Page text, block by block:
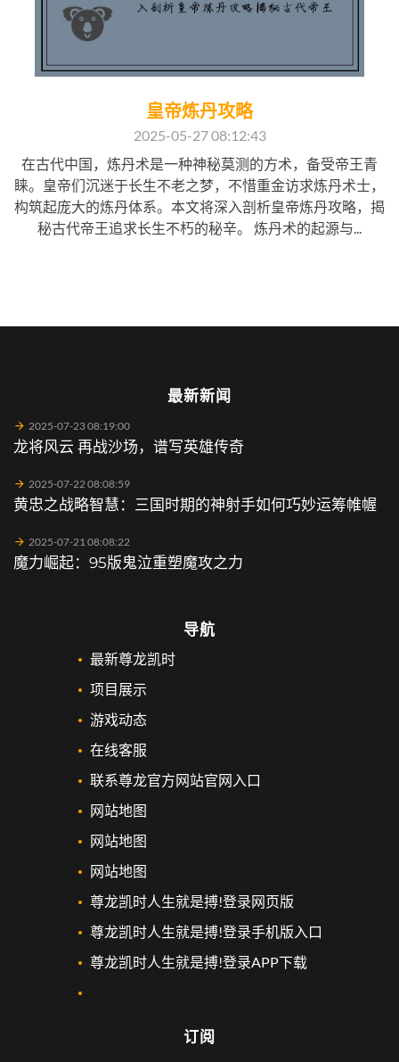
皇帝炼丹攻略
2025-05-27 08:12:43
在古代中国，炼丹术是一种神秘莫测的方术，备受帝王青
睐。皇帝们沉迷于长生不老之梦，不惜重金访求炼丹术士，
构筑起庞大的炼丹体系。本文将深入剖析皇帝炼丹攻略，揭
秘古代帝王追求长生不朽的秘辛。 炼丹术的起源与...
最新新闻
2025-07-23 08:19:00
龙将风云 再战沙场，谱写英雄传奇
2025-07-22 08:08:59
黄忠之战略智慧：三国时期的神射手如何巧妙运筹帷幄
2025-07-21 08:08:22
魔力崛起：95版鬼泣重塑魔攻之力
导航
最新尊龙凯时
项目展示
游戏动态
在线客服
联系尊龙官方网站官网入口
网站地图
网站地图
网站地图
尊龙凯时人生就是搏!登录网页版
尊龙凯时人生就是搏!登录手机版入口
尊龙凯时人生就是搏!登录APP下载
订阅